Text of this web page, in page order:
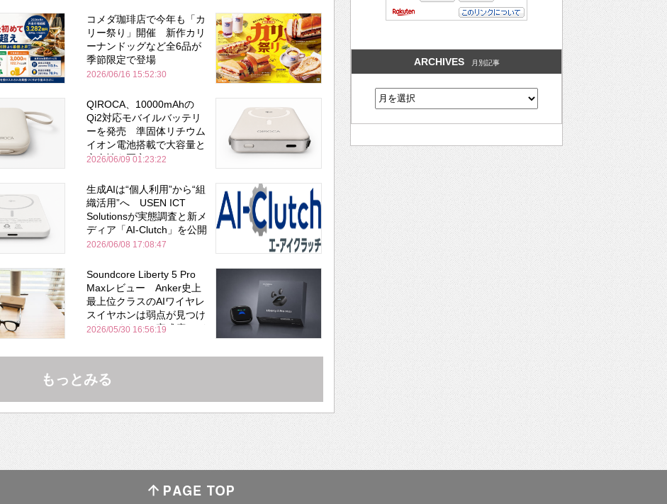
コメダ珈琲店で今年も「カ
リー祭り」開催 新作カリ
ーナンドッグなど全6品が
季節限定で登場
2026/06/16 15:52:30
QIROCA、10000mAhの
Qi2対応モバイルバッテリ
ーを発売 準固体リチウム
イオン電池搭載で大容量と
安全性を両立
2026/06/09 01:23:22
生成AIは“個人利用”から“組
織活用”へ USEN ICT
Solutionsが実態調査と新メ
ディア「AI-Clutch」を公開
2026/06/08 17:08:47
Soundcore Liberty 5 Pro
Maxレビュー Anker史上
最上位クラスのAIワイヤレ
スイヤホンは弱点が見つけ
づらいくらいの完成度にび
Bose並み
2026/05/30 16:56:19
もっとみる
ARCHIVES 月別記事